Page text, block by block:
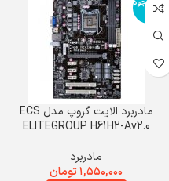
موجود
ی
مادربرد الایت گروپ مدل ECS
ELITEGROUP H61H2-Av2.0
مادربرد
۱,۵۵۰,۰۰۰تومان